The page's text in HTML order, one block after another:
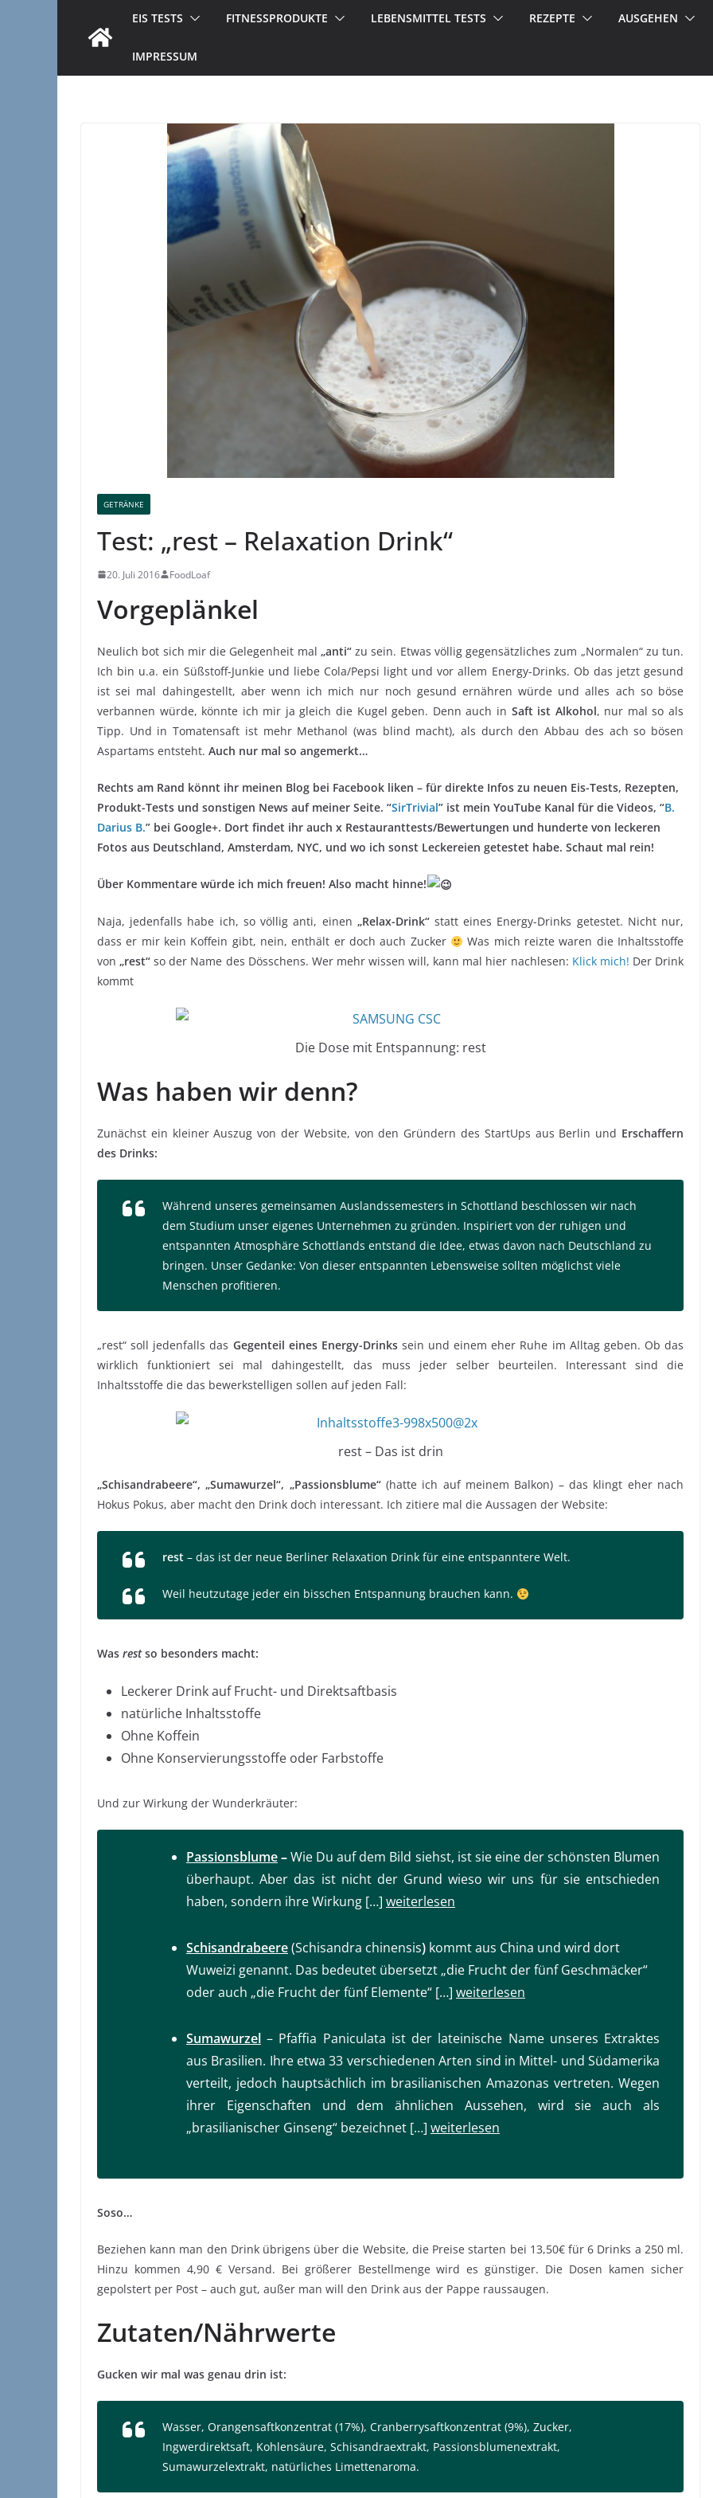
EIS TESTS FITNESSPRODUKTE LEBENSMITTEL TESTS REZEPTE AUSGEHEN
IMPRESSUM
GETRÄNKE
Test: „rest – Relaxation Drink“
20. Juli 2016 FoodLoaf
Vorgeplänkel
Neulich bot sich mir die Gelegenheit mal „anti“zu sein. Etwas völlig gegensätzliches zum „Normalen“ zu tun.
Ich bin u.a. ein Süßstoff-Junkie und liebe Cola/Pepsi light und vor allem Energy-Drinks. Ob das jetzt gesund
ist sei mal dahingestellt, aber wenn ich mich nur noch gesund ernähren würde und alles ach so böse
verbannen würde, könnte ich mir ja gleich die Kugel geben. Denn auch in Saft ist Alkohol, nur mal so als
Tipp. Und in Tomatensaft ist mehr Methanol (was blind macht), als durch den Abbau des ach so bösen
Aspartams entsteht. Auch nur mal so angemerkt…
Rechts am Rand könnt ihr meinen Blog bei Facebook liken – für direkte Infos zu neuen Eis-Tests, Rezepten,
Produkt-Tests und sonstigen News auf meiner Seite. “SirTrivial” ist mein YouTube Kanal für die Videos, “B.
Darius B.” bei Google+. Dort findet ihr auch x Restauranttests/Bewertungen und hunderte von leckeren
Fotos aus Deutschland, Amsterdam, NYC, und wo ich sonst Leckereien getestet habe. Schaut mal rein!
Über Kommentare würde ich mich freuen! Also macht hinne!
Naja, jedenfalls habe ich, so völlig anti, einen „Relax-Drink“statt eines Energy-Drinks getestet. Nicht nur,
dass er mir kein Koffein gibt, nein, enthält er doch auch Zucker
Was mich reizte waren die Inhaltsstoffe
von„rest“ so der Name des Dösschens. Wer mehr wissen will, kann mal hier nachlesen: Klick mich! Der Drink
kommt
Die Dose mit Entspannung: rest
Was haben wir denn?
Zunächst ein kleiner Auszug von der Website, von den Gründern des StartUps aus Berlin und Erschaffern
des Drinks:
Während unseres gemeinsamen Auslandssemesters in Schottland beschlossen wir nach
dem Studium unser eigenes Unternehmen zu gründen. Inspiriert von der ruhigen und
entspannten Atmosphäre Schottlands entstand die Idee, etwas davon nach Deutschland zu
bringen. Unser Gedanke: Von dieser entspannten Lebensweise sollten möglichst viele
Menschen profitieren.
„rest“ soll jedenfalls das Gegenteil eines Energy-Drinkssein und einem eher Ruhe im Alltag geben. Ob das
wirklich funktioniert sei mal dahingestellt, das muss jeder selber beurteilen. Interessant sind die
Inhaltsstoffe die das bewerkstelligen sollen auf jeden Fall:
rest – Das ist drin
„Schisandrabeere“, „Sumawurzel“, „Passionsblume“(hatte ich auf meinem Balkon) – das klingt eher nach
Hokus Pokus, aber macht den Drink doch interessant. Ich zitiere mal die Aussagen der Website:
rest – das ist der neue Berliner Relaxation Drink für eine entspanntere Welt.
Weil heutzutage jeder ein bisschen Entspannung brauchen kann.
Was restso besonders macht:
Leckerer Drink auf Frucht- und Direktsaftbasis
natürliche Inhaltsstoffe
Ohne Koffein
Ohne Konservierungsstoffe oder Farbstoffe
Und zur Wirkung der Wunderkräuter:
Passionsblume–Wie Du auf dem Bild siehst, ist sie eine der schönsten Blumen
überhaupt. Aber das ist nicht der Grund wieso wir uns für sie entschieden
haben, sondern ihre Wirkung […] weiterlesen
Schisandrabeere(Schisandra chinensis) kommt aus China und wird dort
Wuweizi genannt. Das bedeutet übersetzt „die Frucht der fünf Geschmäcker“
oder auch „die Frucht der fünf Elemente“ […] weiterlesen
Sumawurzel – Pfaffia Paniculata ist der lateinische Name unseres Extraktes
aus Brasilien. Ihre etwa 33 verschiedenen Arten sind in Mittel- und Südamerika
verteilt, jedoch hauptsächlich im brasilianischen Amazonas vertreten. Wegen
ihrer Eigenschaften und dem ähnlichen Aussehen, wird sie auch als
„brasilianischer Ginseng“ bezeichnet […] weiterlesen
Soso…
Beziehen kann man den Drink übrigens über die Website, die Preise starten bei 13,50€ für 6 Drinks a 250 ml.
Hinzu kommen 4,90 € Versand. Bei größerer Bestellmenge wird es günstiger. Die Dosen kamen sicher
gepolstert per Post – auch gut, außer man will den Drink aus der Pappe raussaugen.
Zutaten/Nährwerte
Gucken wir mal was genau drin ist:
Wasser, Orangensaftkonzentrat (17%), Cranberrysaftkonzentrat (9%), Zucker,
Ingwerdirektsaft, Kohlensäure, Schisandraextrakt, Passionsblumenextrakt,
Sumawurzelextrakt, natürliches Limettenaroma.